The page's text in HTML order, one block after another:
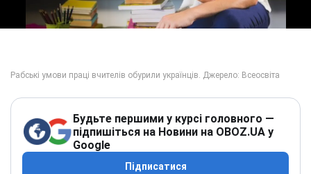
Будьте першими у курсі головного —
підпишіться на Новини на OBOZ.UA у
Google
Підписатися